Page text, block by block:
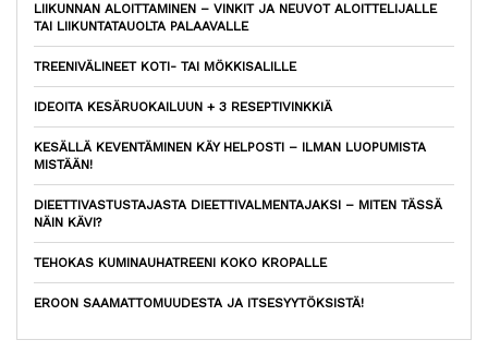
LIIKUNNAN ALOITTAMINEN – VINKIT JA NEUVOT ALOITTELIJALLE
TAI LIIKUNTATAUOLTA PALAAVALLE
TREENIVÄLINEET KOTI- TAI MÖKKISALILLE
IDEOITA KESÄRUOKAILUUN + 3 RESEPTIVINKKIÄ
KESÄLLÄ KEVENTÄMINEN KÄY HELPOSTI – ILMAN LUOPUMISTA
MISTÄÄN!
DIEETTIVASTUSTAJASTA DIEETTIVALMENTAJAKSI – MITEN TÄSSÄ
NÄIN KÄVI?
TEHOKAS KUMINAUHATREENI KOKO KROPALLE
EROON SAAMATTOMUUDESTA JA ITSESYYTÖKSISTÄ!